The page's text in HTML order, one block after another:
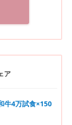
ア
牛4万試食×150